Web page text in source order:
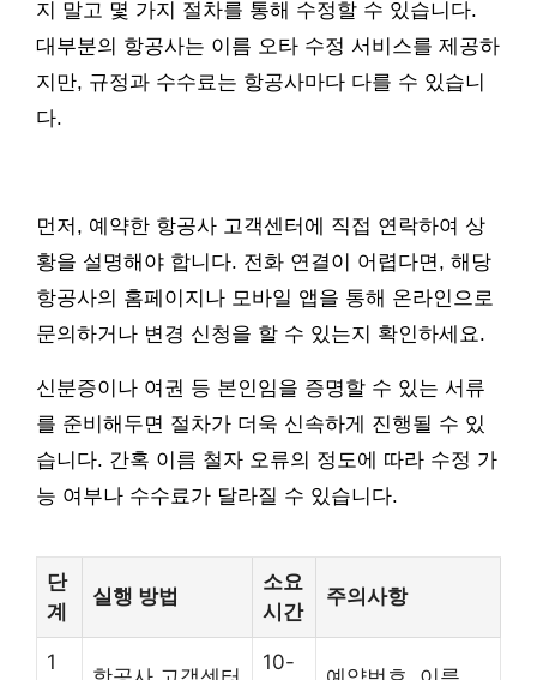
지 말고 몇 가지 절차를 통해 수정할 수 있습니다.
대부분의 항공사는 이름 오타 수정 서비스를 제공하
지만, 규정과 수수료는 항공사마다 다를 수 있습니
다.
먼저, 예약한 항공사 고객센터에 직접 연락하여 상
황을 설명해야 합니다. 전화 연결이 어렵다면, 해당
항공사의 홈페이지나 모바일 앱을 통해 온라인으로
문의하거나 변경 신청을 할 수 있는지 확인하세요.
신분증이나 여권 등 본인임을 증명할 수 있는 서류
를 준비해두면 절차가 더욱 신속하게 진행될 수 있
습니다. 간혹 이름 철자 오류의 정도에 따라 수정 가
능 여부나 수수료가 달라질 수 있습니다.
단
계
실행 방법
소요
시간
주의사항
1
10-